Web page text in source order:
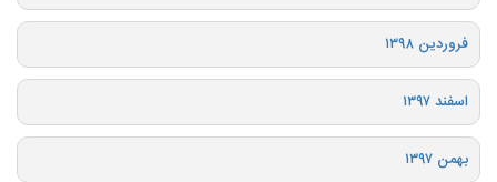
فروردین ۱۳۹۸
اسفند ۱۳۹۷
بهمن ۱۳۹۷